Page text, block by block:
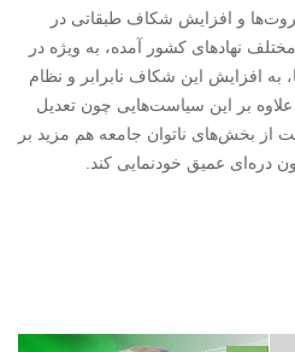
ثروت‌ها و افزایش شکاف طبقاتی در
نهادهای کشور آمده، به ویژه در
به افزایش این شکاف نابرابر و نظام
علاوه بر این سیاست‌هایی چون تعدیل
بخش‌های ناتوان جامعه هم مزید بر
دره‌ای عمیق خودنمایی کند.